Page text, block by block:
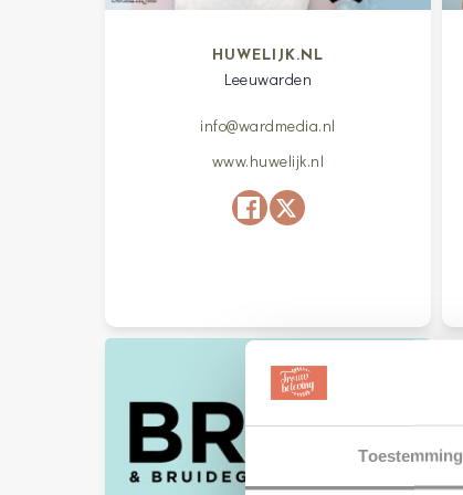
Toestemming
HUWELIJK.NL
Leeuwarden
info@wardmedia.nl
www.huwelijk.nl